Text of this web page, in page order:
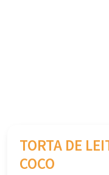
TORTA DE
COCO